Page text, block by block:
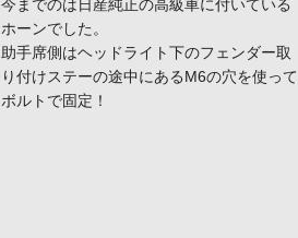
今までのは日産純正の高級車に付いている
ホーンでした。
助手席側はヘッドライト下のフェンダー取
り付けステーの途中にあるM6の穴を使って
ボルトで固定！